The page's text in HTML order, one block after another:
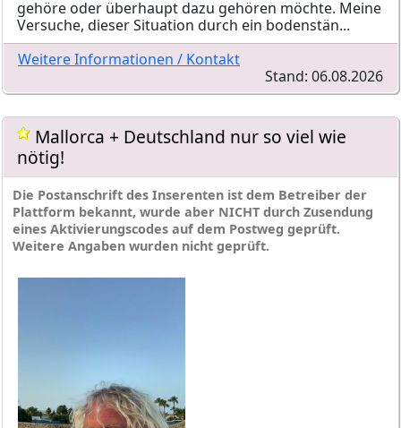
gehöre oder überhaupt dazu gehören möchte. Meine
Versuche, dieser Situation durch ein bodenstän...
Weitere Informationen / Kontakt
Stand: 06.08.2026
Mallorca + Deutschland nur so viel wie
nötig!
Die Postanschrift des Inserenten ist dem Betreiber der
Plattform bekannt, wurde aber NICHT durch Zusendung
eines Aktivierungscodes auf dem Postweg geprüft.
Weitere Angaben wurden nicht geprüft.